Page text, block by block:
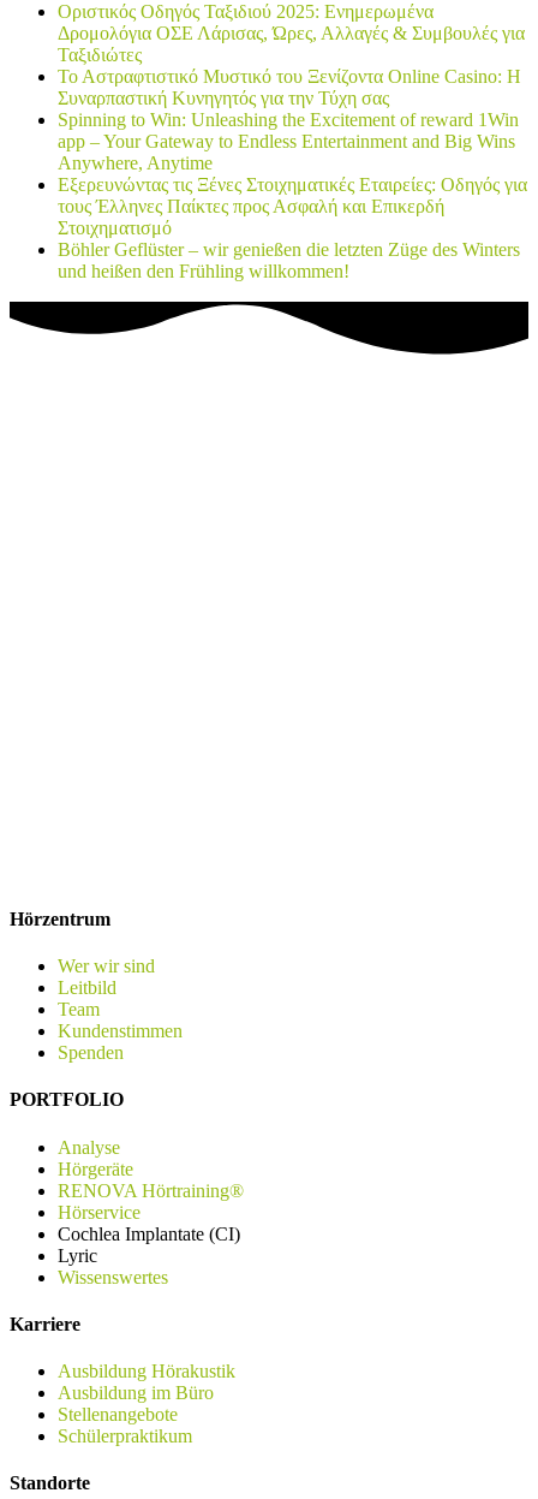
Οριστικός Οδηγός Ταξιδιού 2025: Ενημερωμένα
Δρομολόγια ΟΣΕ Λάρισας, Ώρες, Αλλαγές & Συμβουλές για
Ταξιδιώτες
Το Αστραφτιστικό Μυστικό του Ξενίζοντα Online Casino: Η
Συναρπαστική Κυνηγητός για την Τύχη σας
Spinning to Win: Unleashing the Excitement of reward 1Win
app – Your Gateway to Endless Entertainment and Big Wins
Anywhere, Anytime
Εξερευνώντας τις Ξένες Στοιχηματικές Εταιρείες: Οδηγός για
τους Έλληνες Παίκτες προς Ασφαλή και Επικερδή
Στοιχηματισμό
Böhler Geflüster – wir genießen die letzten Züge des Winters
und heißen den Frühling willkommen!
Hörzentrum
Wer wir sind
Leitbild
Team
Kundenstimmen
Spenden
PORTFOLIO
Analyse
Hörgeräte
RENOVA Hörtraining®
Hörservice
Cochlea Implantate (CI)
Lyric
Wissenswertes
Karriere
Ausbildung Hörakustik
Ausbildung im Büro
Stellenangebote
Schülerpraktikum
Standorte